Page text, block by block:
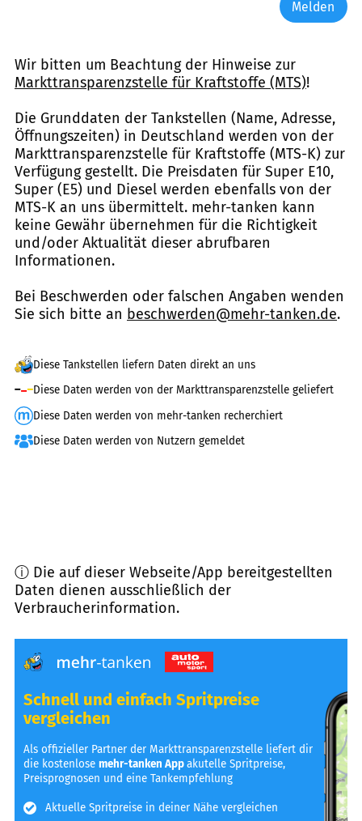
Melden
Wir bitten um Beachtung der Hinweise zur
Markttransparenzstelle für Kraftstoffe (MTS)!
Die Grunddaten der Tankstellen (Name, Adresse,
Öffnungszeiten) in Deutschland werden von der
Markttransparenzstelle für Kraftstoffe (MTS-K) zur
Verfügung gestellt. Die Preisdaten für Super E10,
Super (E5) und Diesel werden ebenfalls von der
MTS-K an uns übermittelt. mehr-tanken kann
keine Gewähr übernehmen für die Richtigkeit
und/oder Aktualität dieser abrufbaren
Informationen.
Bei Beschwerden oder falschen Angaben wenden
Sie sich bitte an beschwerden@mehr-tanken.de.
Diese Tankstellen liefern Daten direkt an uns
Diese Daten werden von der Markttransparenzstelle geliefert
Diese Daten werden von mehr-tanken recherchiert
Diese Daten werden von Nutzern gemeldet
ⓘ Die auf dieser Webseite/App bereitgestellten
Daten dienen ausschließlich der
Verbraucherinformation.
Schnell und einfach Spritpreise
vergleichen
Als offizieller Partner der Markttransparenzstelle liefert dir
die kostenlosemehr-tanken Appakutelle Spritpreise,
Preisprognosen und eine Tankempfehlung
Aktuelle Spritpreise in deiner Nähe vergleichen